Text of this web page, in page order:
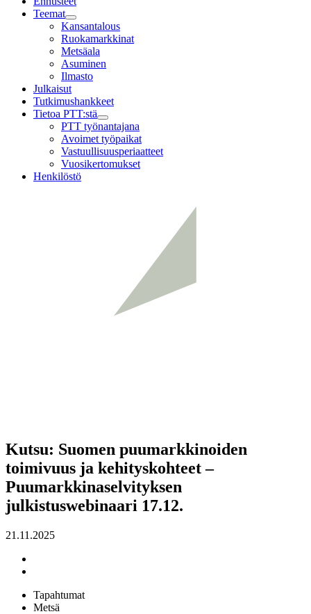
Teemat
Child
menu
Kansantalous
Ruokamarkkinat
Metsäala
Asuminen
Ilmasto
Julkaisut
Tutkimushankkeet
Tietoa PTT:stä
Child
menu
PTT työnantajana
Avoimet työpaikat
Vastuullisuusperiaatteet
Vuosikertomukset
Henkilöstö
Kutsu: Suomen puumarkkinoiden
toimivuus ja kehityskohteet –
Puumarkkinaselvityksen
julkistuswebinaari 17.12.
21.11.2025
Tapahtumat
Metsä